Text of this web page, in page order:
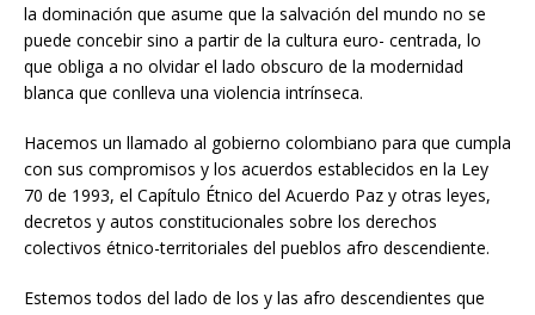
la dominación que asume que la salvación del mundo no se
puede concebir sino a partir de la cultura euro- centrada, lo
que obliga a no olvidar el lado obscuro de la modernidad
blanca que conlleva una violencia intrínseca.
Hacemos un llamado al gobierno colombiano para que cumpla
con sus compromisos y los acuerdos establecidos en la Ley
70 de 1993, el Capítulo Étnico del Acuerdo Paz y otras leyes,
decretos y autos constitucionales sobre los derechos
colectivos étnico-territoriales del pueblos afro descendiente.
Estemos todos del lado de los y las afro descendientes que